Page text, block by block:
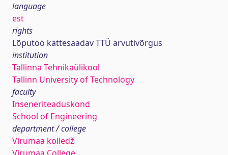
language
est
rights
Lõputöö kättesaadav TTÜ arvutivõrgus
institution
Tallinna Tehnikaülikool
Tallinn University of Technology
faculty
Inseneriteaduskond
School of Engineering
department / college
Virumaa kolledž